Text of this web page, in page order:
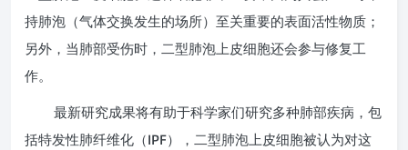
持肺泡（气体交换发生的场所）至关重要的表面活性物质；
另外，当肺部受伤时，二型肺泡上皮细胞还会参与修复工
作。
最新研究成果将有助于科学家们研究多种肺部疾病，包
括特发性肺纤维化（IPF），二型肺泡上皮细胞被认为对这